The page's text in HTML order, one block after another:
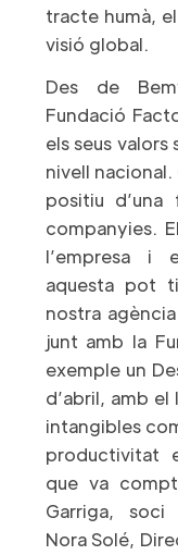
tracte humà,
visió global.
Des de
Fundació
els seus
nivell
positiu
companyies.
l’empresa i
aquesta pot
nostra
junt amb la
exemple un
d’abril, amb el
intangibles
productivitat
que va
Garriga, soci
Nora Solé,